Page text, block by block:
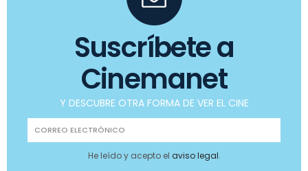
Suscríbete a
Cinemanet
Y DESCUBRE OTRA FORMA DE VER EL CINE
He leído y acepto el aviso legal.